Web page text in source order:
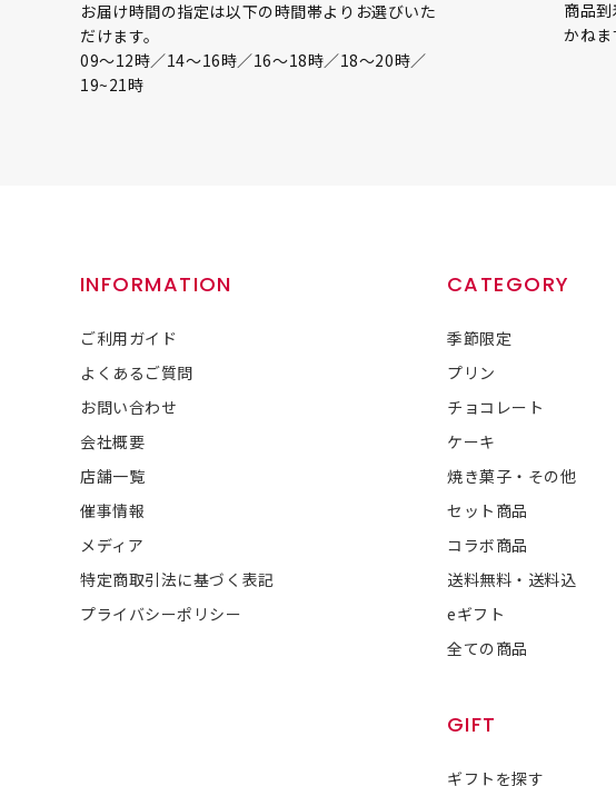
お届け時間の指定は以下の時間帯よりお選びいた
だけます。
09〜12時／14〜16時／16〜18時／18〜20時／
19~21時
商品
かねま
INFORMATION
ご利用ガイド
よくあるご質問
お問い合わせ
会社概要
店舗一覧
催事情報
メディア
特定商取引法に基づく表記
プライバシーポリシー
CATEGORY
季節限定
プリン
チョコレート
ケーキ
焼き菓子・その他
セット商品
コラボ商品
送料無料・送料込
eギフト
全ての商品
GIFT
ギフトを探す